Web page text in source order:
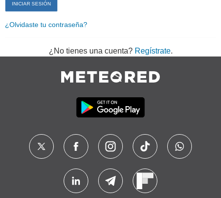
¿Olvidaste tu contraseña?
¿No tienes una cuenta? Regístrate.